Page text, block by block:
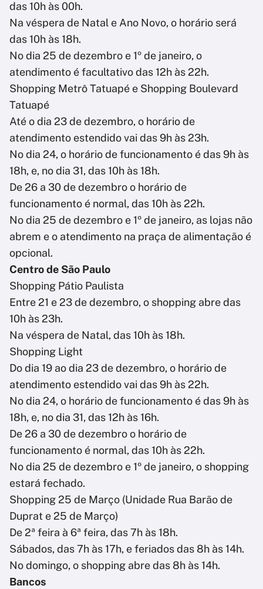
das 10h às 00h.
Na véspera de Natal e Ano Novo, o horário será
das 10h às 18h.
No dia 25 de dezembro e 1º de janeiro, o
atendimento é facultativo das 12h às 22h.
Shopping Metrô Tatuapé e Shopping Boulevard
Tatuapé
Até o dia 23 de dezembro, o horário de
atendimento estendido vai das 9h às 23h.
No dia 24, o horário de funcionamento é das 9h às
18h, e, no dia 31, das 10h às 18h.
De 26 a 30 de dezembro o horário de
funcionamento é normal, das 10h às 22h.
No dia 25 de dezembro e 1º de janeiro, as lojas não
abrem e o atendimento na praça de alimentação é
opcional.
Centro de São Paulo
Shopping Pátio Paulista
Entre 21 e 23 de dezembro, o shopping abre das
10h às 23h.
Na véspera de Natal, das 10h às 18h.
Shopping Light
Do dia 19 ao dia 23 de dezembro, o horário de
atendimento estendido vai das 9h às 22h.
No dia 24, o horário de funcionamento é das 9h às
18h, e, no dia 31, das 12h às 16h.
De 26 a 30 de dezembro o horário de
funcionamento é normal, das 10h às 22h.
No dia 25 de dezembro e 1º de janeiro, o shopping
estará fechado.
Shopping 25 de Março (Unidade Rua Barão de
Duprat e 25 de Março)
De 2ª feira à 6ª feira, das 7h às 18h.
Sábados, das 7h às 17h, e feriados das 8h às 14h.
No domingo, o shopping abre das 8h às 14h.
Bancos